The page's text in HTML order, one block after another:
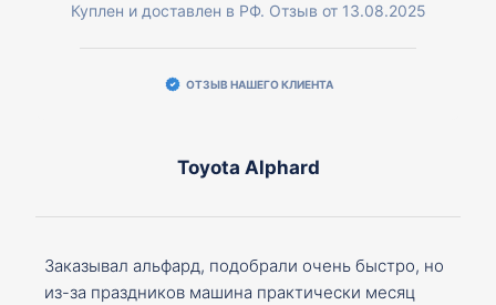
Куплен и доставлен в РФ. Отзыв от 13.08.2025
ОТЗЫВ НАШЕГО КЛИЕНТА
Toyota Alphard
Заказывал альфард, подобрали очень быстро, но
из-за праздников машина практически месяц